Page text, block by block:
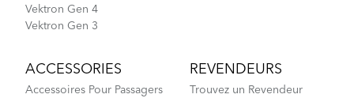
Vektron Gen 4
Vektron Gen 3
ACCESSORIES
Accessoires Pour Passagers
REVENDEURS
Trouvez un Revendeur